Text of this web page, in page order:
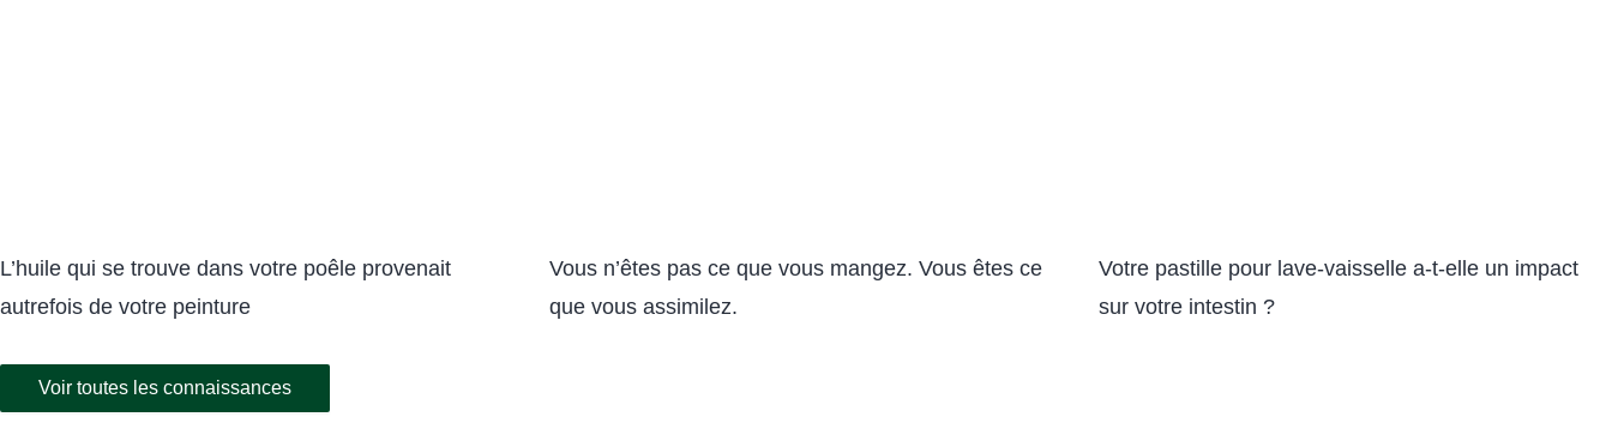
L’huile qui se trouve dans votre poêle provenait
autrefois de votre peinture
Vous n’êtes pas ce que vous mangez. Vous êtes ce
que vous assimilez.
Votre pastille pour lave-vaisselle a-t-elle un impact
sur votre intestin ?
Voir toutes les connaissances